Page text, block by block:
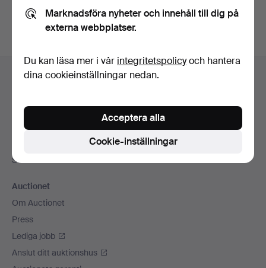
Sidfotsnavigation
Hjälp och kontakt
Alla auktionshus
Betalningsalternativ
Sociala medier
Auctionet
Om Auctionet
Press
Lediga jobb
Anslut ditt auktionshus
Marknadsföra nyheter och innehåll till dig på
externa webbplatser.
Du kan läsa mer i vår integritetspolicyoch hantera
dina cookieinställningar nedan.
Cookie-inställningar
Acceptera alla